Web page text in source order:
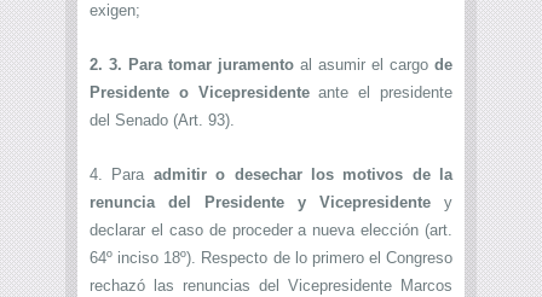
exigen;
2. 3. Para tomar juramento al asumir el cargo de
Presidente o Vicepresidenteante el presidente
del Senado (Art. 93).
4. Para admitir o desechar los motivos de la
renuncia del Presidente y Vicepresidente y
declarar el caso de proceder a nueva elección (art.
64º inciso 18º). Respecto de lo primero el Congreso
rechazó las renuncias del Vicepresidente Marcos